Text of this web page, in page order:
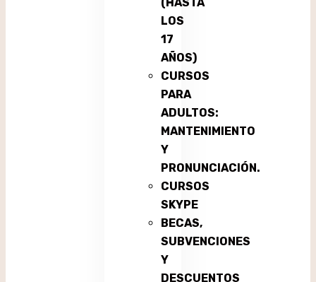
LOS
17
AÑOS)
CURSOS
PARA
ADULTOS:
MANTENIMIENTO
Y
PRONUNCIACIÓN.
CURSOS
SKYPE
BECAS,
SUBVENCIONES
Y
DESCUENTOS